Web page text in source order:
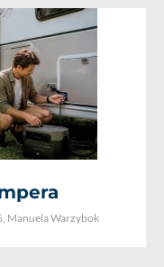
Manuela Warzybok